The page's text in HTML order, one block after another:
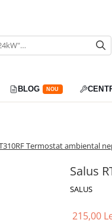
BLOG NOU
Termostat ambiental
Salus
SALUS
215,00